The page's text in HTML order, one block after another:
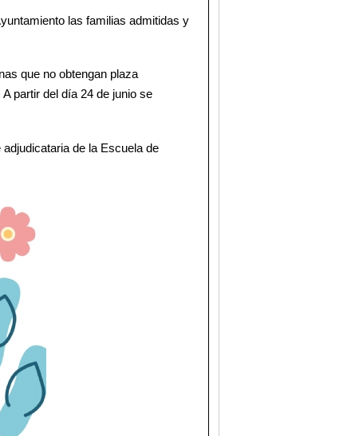
las familias admitidas y
que no obtengan plaza
partir del día 24 de junio se
de la Escuela de